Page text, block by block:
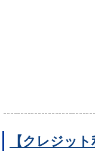
【クレジッ